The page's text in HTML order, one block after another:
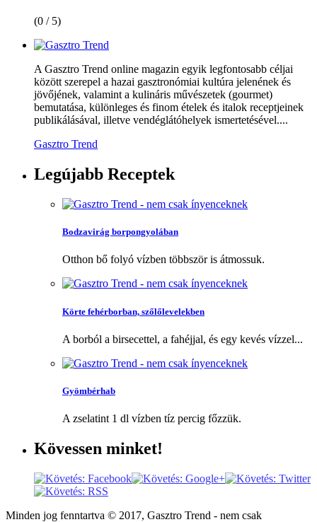
(0 / 5)
A Gasztro Trend online magazin egyik legfontosabb céljai
között szerepel a hazai gasztronómiai kultúra jelenének és
jövőjének, valamint a kulináris művészetek (gourmet)
bemutatása, különleges és finom ételek és italok receptjeinek
publikálásával, illetve vendéglátóhelyek ismertetésével....
Gasztro Trend
Legújabb Receptek
Bodzavirág borpongyolában
Otthon bő folyó vízben többször is átmossuk.
Körte fehérborban, szőlőlevelekben
A borból a birsecettel, a fahéjjal, és egy kevés vízzel...
Gyömbérhab
A zselatint 1 dl vízben tíz percig főzzük.
Kövessen minket!
Minden jog fenntartva © 2017, Gasztro Trend - nem csak